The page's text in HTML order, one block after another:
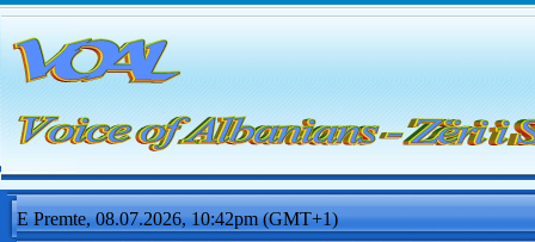
E Premte, 08.07.2026, 10:42pm (GMT+1)